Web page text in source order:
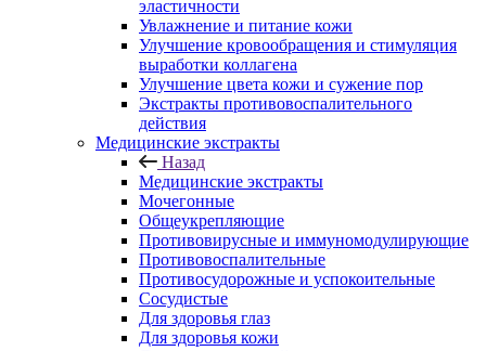
эластичности
Увлажнение и питание кожи
Улучшение кровообращения и стимуляция
выработки коллагена
Улучшение цвета кожи и сужение пор
Экстракты противовоспалительного
действия
Медицинские экстракты
Назад
Медицинские экстракты
Мочегонные
Общеукрепляющие
Противовирусные и иммуномодулирующие
Противовоспалительные
Противосудорожные и успокоительные
Сосудистые
Для здоровья глаз
Для здоровья кожи